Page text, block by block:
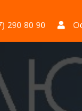
290 80 90